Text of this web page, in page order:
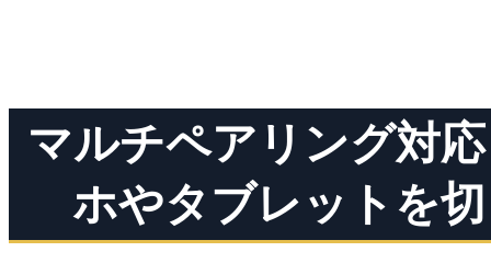
マルチペアリング対
ホやタブレットを